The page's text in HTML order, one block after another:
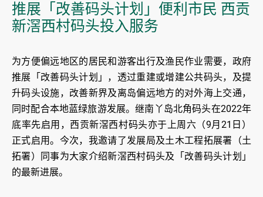
推展「改善码头计划」便利市民 西贡
新滘西村码头投入服务
为方便偏远地区的居民和游客出行及渔民作业需要，政府
推展「改善码头计划」，透过重建或增建公共码头，及提
升码头设施，改善新界及离岛偏远地方的对外海上交通，
同时配合本地蓝绿旅游发展。继南丫岛北角码头在2022年
底率先启用，西贡新滘西村码头亦于上周六（9月21日）
正式启用。今次，我邀请了发展局及土木工程拓展署（土
拓署）同事为大家介绍新滘西村码头及「改善码头计划」
的最新进展。